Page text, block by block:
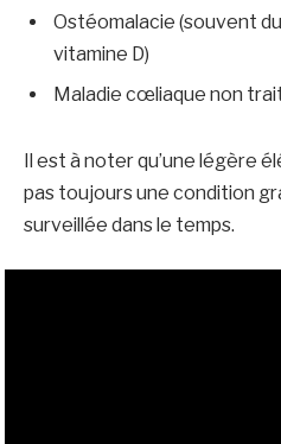
Ostéomalacie (souvent
vitamine D)
Maladie cœliaque non
Il est à noter qu’une légère
pas toujours une condition
surveillée dans le temps.